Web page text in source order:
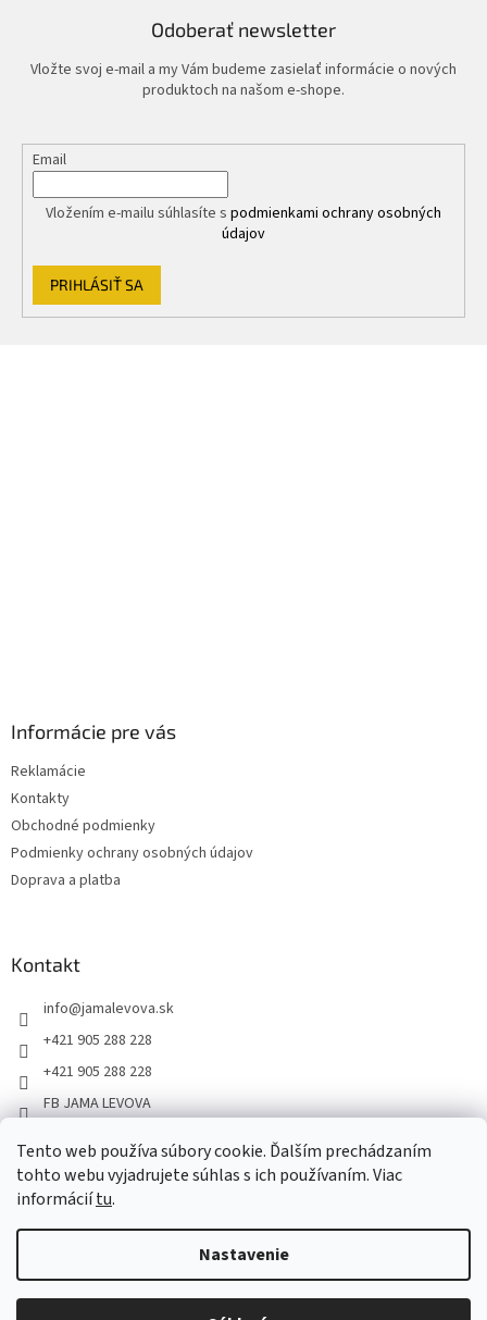
Tento web používa súbory cookie. Ďalším prechádzaním
tohto webu vyjadrujete súhlas s ich používaním. Viac
informáciítu.
Nastavenie
Vážení zákazníci, z dôvodu dovoleniek môže v tomto období
dochádzať ku predĺženiu dodacích lehôt. Od 30.7. do 10.8. bude
Odoberať newsletter
Vložte svoj e-mail a my Vám budeme zasielať informácie o nových
produktoch na našom e-shope.
Email
Vložením e-mailu súhlasíte s podmienkami ochrany osobných
údajov
PRIHLÁSIŤ SA
Informácie pre vás
Reklamácie
Kontakty
Obchodné podmienky
Podmienky ochrany osobných údajov
Doprava a platba
Kontakt
info@jamalevova.sk
+421 905 288 228
+421 905 288 228
FB JAMA LEVOVA
JamaLevova
+421905288228